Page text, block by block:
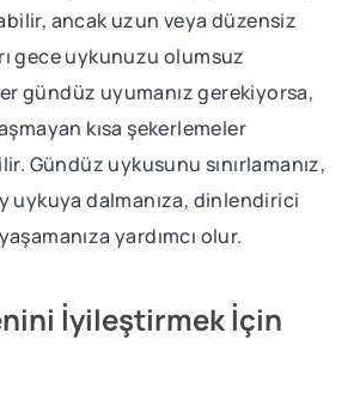
ancak uzun veya düzensiz
gece uykunuzu olumsuz
gündüz uyumanız gerekiyorsa,
kısa şekerlemeler
Gündüz uykusunu sınırlamanız,
uykuya dalmanıza, dinlendirici
yardımcı olur.
İyileştirmek İçin